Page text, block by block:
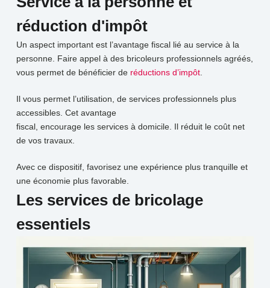
réduction d'impôt
Un aspect important est l’avantage fiscal lié au service à la
personne. Faire appel à des bricoleurs professionnels agréés,
vous permet de bénéficier de réductions d’impôt.
Il vous permet l’utilisation, de services professionnels plus
accessibles. Cet avantage
fiscal, encourage les services à domicile. Il réduit le coût net
de vos travaux.
Avec ce dispositif, favorisez une expérience plus tranquille et
une économie plus favorable.
Les services de bricolage
essentiels